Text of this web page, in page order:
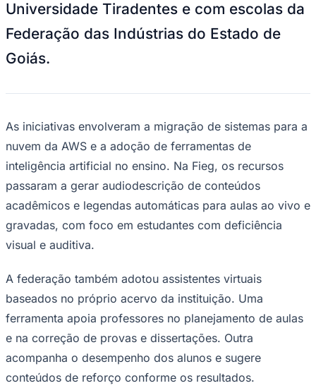
Champions League
Premier League
La Liga
Bundesliga
Mundial 2026
Universidade Tiradentes e com escolas da
Federação das Indústrias do Estado de
Goiás.
As iniciativas envolveram a migração de sistemas para a
nuvem da AWS e a adoção de ferramentas de
inteligência artificial no ensino. Na Fieg, os recursos
passaram a gerar audiodescrição de conteúdos
acadêmicos e legendas automáticas para aulas ao vivo e
gravadas, com foco em estudantes com deficiência
visual e auditiva.
A federação também adotou assistentes virtuais
baseados no próprio acervo da instituição. Uma
ferramenta apoia professores no planejamento de aulas
e na correção de provas e dissertações. Outra
acompanha o desempenho dos alunos e sugere
conteúdos de reforço conforme os resultados.